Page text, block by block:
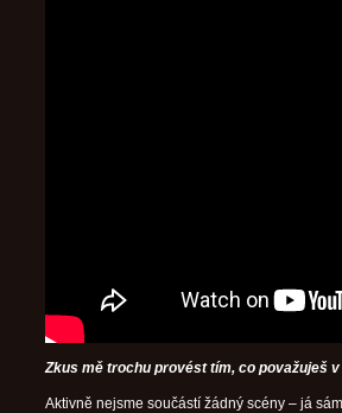
Zkus mě trochu provést tím, co považuješ
Aktivně nejsme součástí žádný scény – já